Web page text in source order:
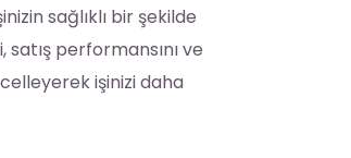
sağlıklı bir şekilde
performansını ve
işinizi daha